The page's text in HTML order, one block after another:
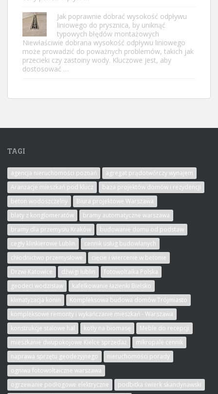
Jak poprawnie dobrać wysokość odpływu
liniowego do prysznica, by uniknąć
typowych błędów montażowych
Niewłaściwie dobrana wysokość odpływu liniowego
może prowadzić do poważnych problemów, takich jak
przecieki czy zastoiny wody. Kluczowe jest, aby
dostosować …
TAGI
agencja nieruchomości poznań
agregat prądotwórczy wynajem
Aranżacje mieszkań pod klucz
baza projektów domów i rezydencji
beton wodoszczelny
Biura projektowe Warszawa
blaty z konglomeratów
bramy automatyczne warszawa
bramy dla przemysłu Kraków
budowanie domu od podstaw
cegły klinkierowe Lublin
cennik usług budowlanych
chłodnictwo przemysłowe
cięcie i wiercenie w betonie
Drzwi Katowice
dźwigi lublin
fotowoltaika Polska
geodeci wodzisław
kafelkowanie łazienki Bielsko
klimatyzacja konin
Kompleksowa budowa domów Trójmiasto
kompleksowe remonty i wykańczanie mieszkań - Warszawa
konstrukcje stalowe hal
kotły na biomasę
Meble do recepcji
mieszkanie dwupokojowe Kielce sprzedaż
mikropale cennik
naprawa sprzętu geodezyjnego
nieruchomości porady
ogniwa fotowoltaiczne warszawa
ogrzewanie podłogowe elektryczne
podbitka świerk skandynawski